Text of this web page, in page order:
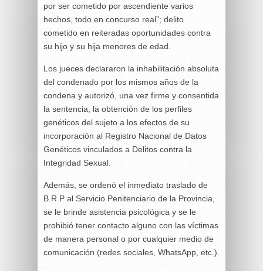
por ser cometido por ascendiente varios
hechos, todo en concurso real”; delito
cometido en reiteradas oportunidades contra
su hijo y su hija menores de edad.
Los jueces declararon la inhabilitación absoluta
del condenado por los mismos años de la
condena y autorizó, una vez firme y consentida
la sentencia, la obtención de los perfiles
genéticos del sujeto a los efectos de su
incorporación al Registro Nacional de Datos
Genéticos vinculados a Delitos contra la
Integridad Sexual.
Además, se ordenó el inmediato traslado de
B.R.P al Servicio Penitenciario de la Provincia,
se le brinde asistencia psicológica y se le
prohibió tener contacto alguno con las víctimas
de manera personal o por cualquier medio de
comunicación (redes sociales, WhatsApp, etc.).